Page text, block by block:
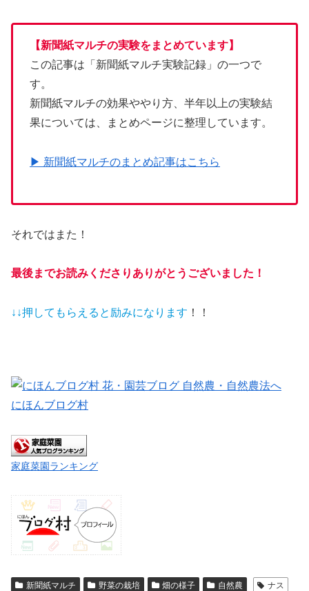
【新聞紙マルチの実験をまとめています】
この記事は「新聞紙マルチ実験記録」の一つで
す。
新聞紙マルチの効果ややり方、半年以上の実験結
果については、まとめページに整理しています。
▶ 新聞紙マルチのまとめ記事はこちら
それではまた！
最後までお読みくださりありがとうございました！
↓↓押してもらえると 励みになります ！！
にほんブログ村
家庭菜園ランキング
新聞紙マルチ 野菜の栽培 畑の様子 自然農 ナス